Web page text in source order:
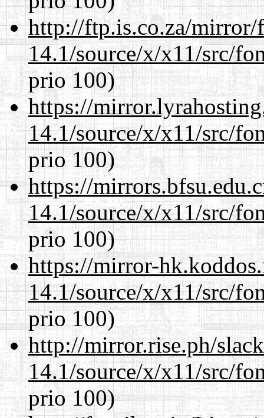
http://ftp.is.co.za/mirror/
14.1/source/x/x11/src/
prio 100)
https://
14.1/source/x/x11/src/
prio 100)
https://
14.1/source/x/x11/src/
prio 100)
https://mirror-
14.1/source/x/x11/src/
prio 100)
http://mirror.rise.ph/
14.1/source/x/x11/src/
prio 100)